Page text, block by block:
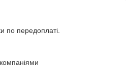
по передоплаті.